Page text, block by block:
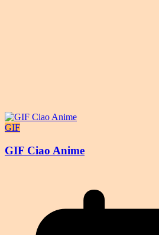
GIF
GIF Ciao Anime